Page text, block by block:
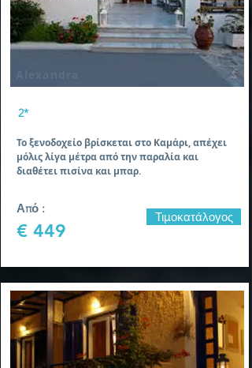
2*
Το ξενοδοχείο βρίσκεται στο Καμάρι, απέχει
μόλις λίγα μέτρα από την παραλία και
διαθέτει πισίνα και μπαρ.
Από :
€ 449
Τιμοκατάλογος